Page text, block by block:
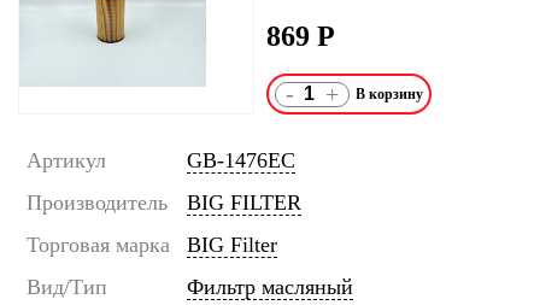
869 Р
- +
Артикул
GB-1476EC
Производитель
BIG FILTER
Торговая марка
BIG Filter
Вид/Тип
Фильтр масляный